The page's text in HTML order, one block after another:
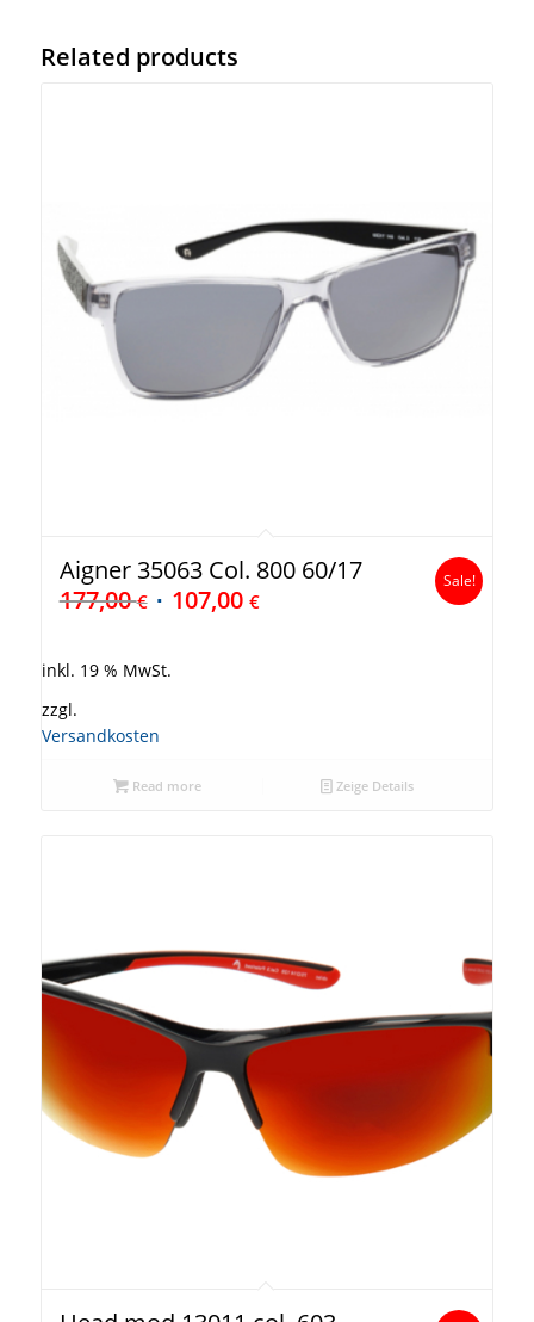
Related products
Aigner 35063 Col. 800 60/17
177,00€ 107,00 €
Sale!
inkl. 19 % MwSt.
zzgl.
Versandkosten
Read more Zeige Details